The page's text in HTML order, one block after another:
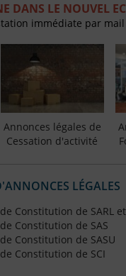
DANS LE NOUVEL
immédiate par mail
Annonces légales de
Cessation d'activité
LÉGALES
Constitution de SARL et
Constitution de SAS
Constitution de SASU
Constitution de SCI